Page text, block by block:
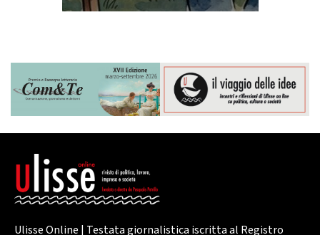
Ulisse Online | Testata giornalistica iscritta al Registro